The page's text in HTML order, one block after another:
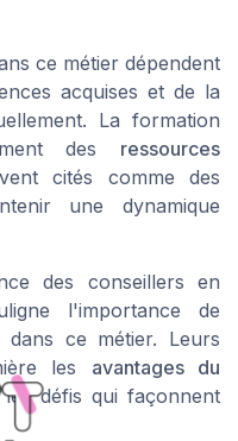
ce métier dépendent
acquises et de la
La formation
des ressources
cités comme des
une dynamique
des conseillers en
l'importance de
dans ce métier. Leurs
les avantages du
défis qui façonnent